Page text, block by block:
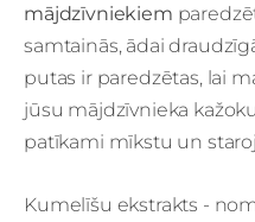
mājdzīvniekiem
samtainās, ādai
putas ir paredzētas, lai
jūsu mājdzīvnieka
patīkami mīkstu un
Kumelīšu ekstrakts -